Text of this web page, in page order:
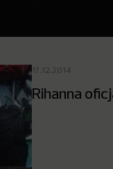
17.12.2014
Rihanna